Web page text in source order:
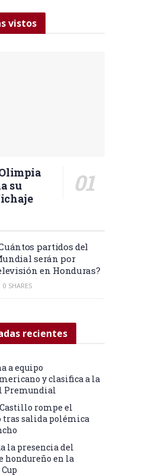
vistos
su
partidos del
serán por
en Honduras?
0 SHARES
recientes
a equipo
y clasifica a la
Premundial
rompe el
salida polémica
la presencia del
hondureño en la